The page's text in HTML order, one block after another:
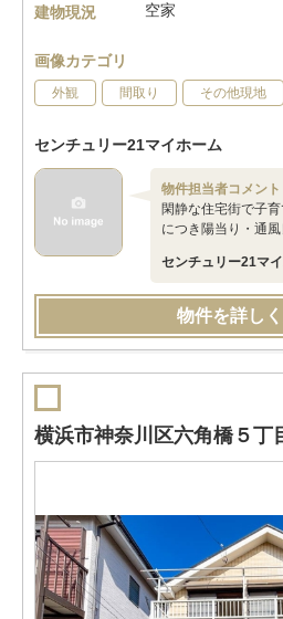
建物現況
空家
画像カテゴリ
外観 間取り その他現地
センチュリー21マイホーム
物件担当者コメント
閑静な住宅街で子
につき陽当り・通
センチュリー21マ
物件を詳し
横浜市神奈川区六角橋５